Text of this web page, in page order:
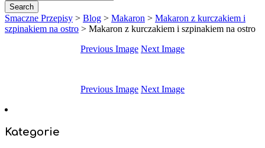
Smaczne Przepisy > Blog > Makaron > Makaron z kurczakiem i
szpinakiem na ostro > Makaron z kurczakiem i szpinakiem na ostro
Previous Image Next Image
Previous Image Next Image
Kategorie